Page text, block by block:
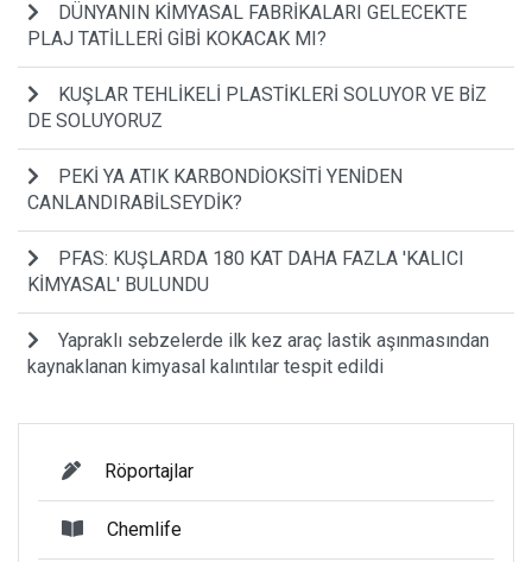
DÜNYANIN KİMYASAL FABRİKALARI GELECEKTE
PLAJ TATİLLERİ GİBİ KOKACAK MI?
KUŞLAR TEHLİKELİ PLASTİKLERİ SOLUYOR VE BİZ
DE SOLUYORUZ
PEKİ YA ATIK KARBONDİOKSİTİ YENİDEN
CANLANDIRABİLSEYDİK?
PFAS: KUŞLARDA 180 KAT DAHA FAZLA 'KALICI
KİMYASAL' BULUNDU
Yapraklı sebzelerde ilk kez araç lastik aşınmasından
kaynaklanan kimyasal kalıntılar tespit edildi
Röportajlar
Chemlife